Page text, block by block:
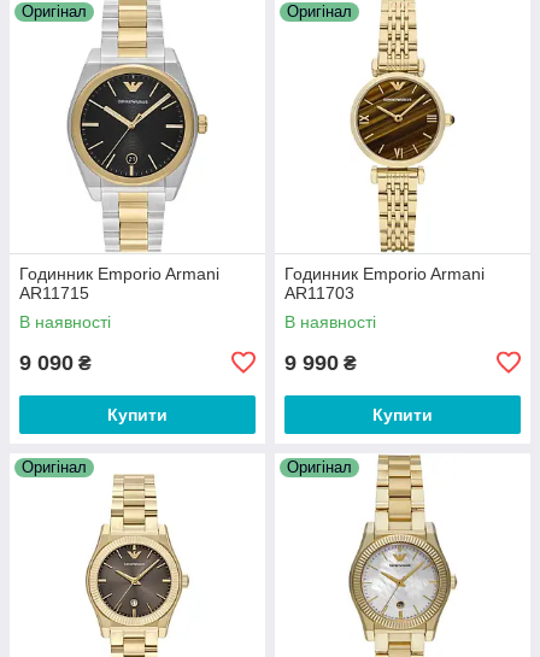
Оригінал
Годинник Emporio Armani
AR11715
В наявності
9 090 ₴
Купити
Оригінал
Годинник Emporio Armani
AR11703
В наявності
9 990 ₴
Купити
Оригінал Оригінал